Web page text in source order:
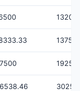
13200
13750
19250
30250